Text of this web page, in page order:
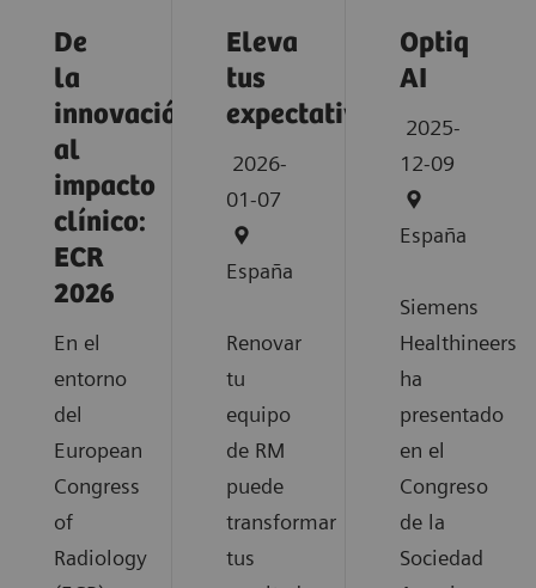
De
la
innovación
al
impacto
clínico:
ECR
2026
En el
entorno
del
European
Congress
of
Radiology
Eleva
tus
expectativas
2026-
01-07
España
Renovar
tu
equipo
de RM
puede
transformar
tus
Optiq
AI
2025-
12-09
España
Siemens
Healthineers
ha
presentado
en el
Congreso
de la
Sociedad